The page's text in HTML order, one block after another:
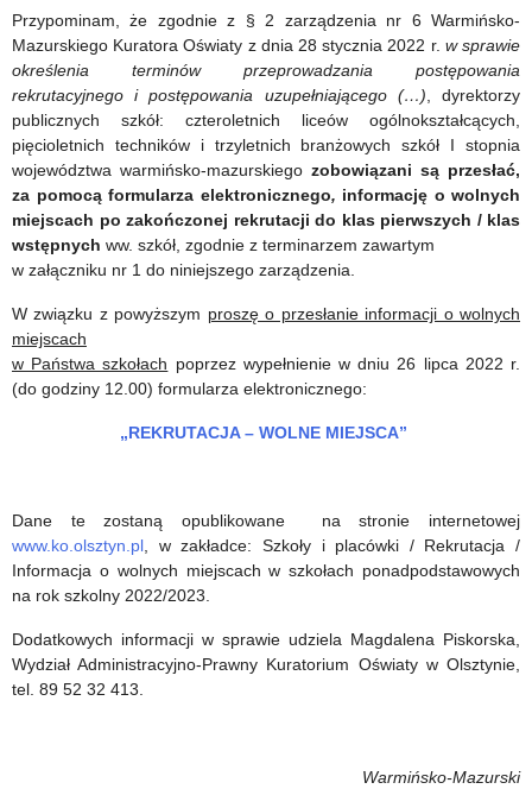
Przypominam, że zgodnie z § 2 zarządzenia nr 6 Warmińsko-
Mazurskiego Kuratora Oświaty z dnia 28 stycznia 2022 r. w sprawie
określenia terminów przeprowadzania postępowania
rekrutacyjnego i postępowania uzupełniającego (…), dyrektorzy
publicznych szkół: czteroletnich liceów ogólnokształcących,
pięcioletnich techników i trzyletnich branżowych szkół I stopnia
województwa warmińsko-mazurskiego zobowiązani są przesłać,
za pomocą formularza elektronicznego, informację o wolnych
miejscach po zakończonej rekrutacji do klas pierwszych / klas
wstępnych ww. szkół, zgodnie z terminarzem zawartym
w załączniku nr 1 do niniejszego zarządzenia.
W związku z powyższym proszę o przesłanie informacji o wolnych
miejscach
w Państwa szkołach poprzez wypełnienie w dniu 26 lipca 2022 r.
(do godziny 12.00) formularza elektronicznego:
„REKRUTACJA – WOLNE MIEJSCA”
Dane te zostaną opublikowane na stronie internetowej
www.ko.olsztyn.pl, w zakładce: Szkoły i placówki / Rekrutacja /
Informacja o wolnych miejscach w szkołach ponadpodstawowych
na rok szkolny 2022/2023.
Dodatkowych informacji w sprawie udziela Magdalena Piskorska,
Wydział Administracyjno-Prawny Kuratorium Oświaty w Olsztynie,
tel. 89 52 32 413.
Warmińsko-Mazurski